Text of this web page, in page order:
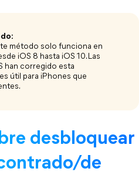
método solo funciona en
iOS 8 hasta iOS 10. Las
han corregido esta
útil para iPhones que
desbloquear
de